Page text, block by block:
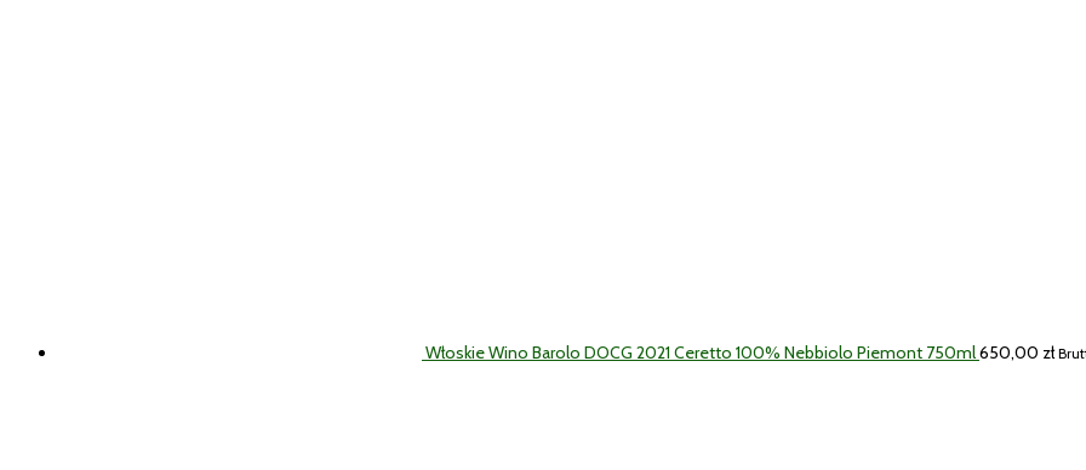
Włoskie Wino Barolo DOCG 2021 Ceretto 100% Nebbiolo Piemont 750ml650,00 zł